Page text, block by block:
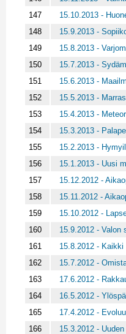
147
15.10.2013 -
148
15.9.2013 -
149
15.8.2013 -
150
15.7.2013 -
151
15.6.2013 -
152
15.5.2013 -
153
15.4.2013 -
154
15.3.2013 -
155
15.2.2013 -
156
15.1.2013 - Uusi
157
15.12.2012 -
158
15.11.2012 -
159
15.10.2012 -
160
15.9.2012 - Valon
161
15.8.2012 -
162
15.7.2012 -
163
17.6.2012 -
164
16.5.2012 -
165
17.4.2012 -
166
15.3.2012 -